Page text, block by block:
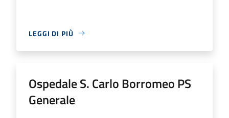
LEGGI DI PIÙ
Ospedale S. Carlo Borromeo PS
Generale